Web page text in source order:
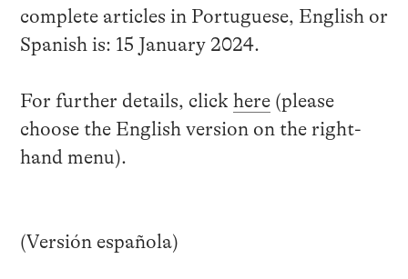
complete articles in Portuguese, English or
Spanish is: 15 January 2024.
For further details, click here(please
choose the English version on the right-
hand menu).
(Versión española)